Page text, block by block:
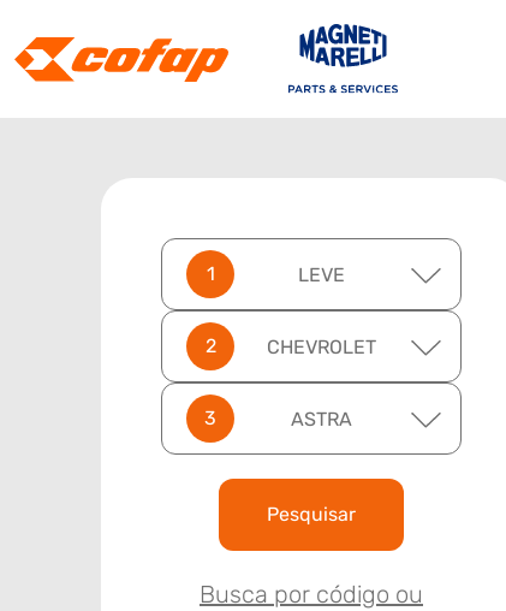
LEVE
CHEVROLET
ASTRA
Pesquisar
Busca por código ou